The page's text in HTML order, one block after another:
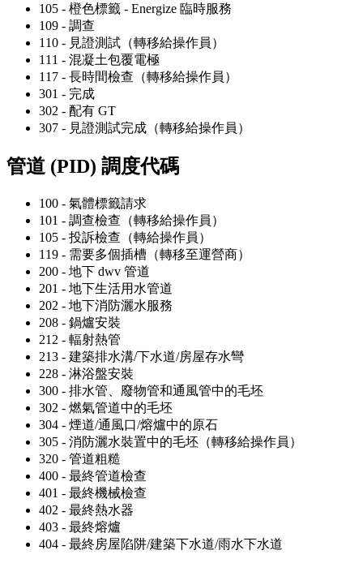
105 - 橙色標籤 - Energize 臨時服務
109 - 調查
110 - 見證測試（轉移給操作員）
111 - 混凝土包覆電極
117 - 長時間檢查（轉移給操作員）
301 - 完成
302 - 配有 GT
307 - 見證測試完成（轉移給操作員）
管道 (PID) 調度代碼
100 - 氣體標籤請求
101 - 調查檢查（轉移給操作員）
105 - 投訴檢查（轉給操作員）
119 - 需要多個插槽（轉移至運營商）
200 - 地下 dwv 管道
201 - 地下生活用水管道
202 - 地下消防灑水服務
208 - 鍋爐安裝
212 - 輻射熱管
213 - 建築排水溝/下水道/房屋存水彎
228 - 淋浴盤安裝
300 - 排水管、廢物管和通風管中的毛坯
302 - 燃氣管道中的毛坯
304 - 煙道/通風口/熔爐中的原石
305 - 消防灑水裝置中的毛坯（轉移給操作員）
320 - 管道粗糙
400 - 最終管道檢查
401 - 最終機械檢查
402 - 最終熱水器
403 - 最終熔爐
404 - 最終房屋陷阱/建築下水道/雨水下水道